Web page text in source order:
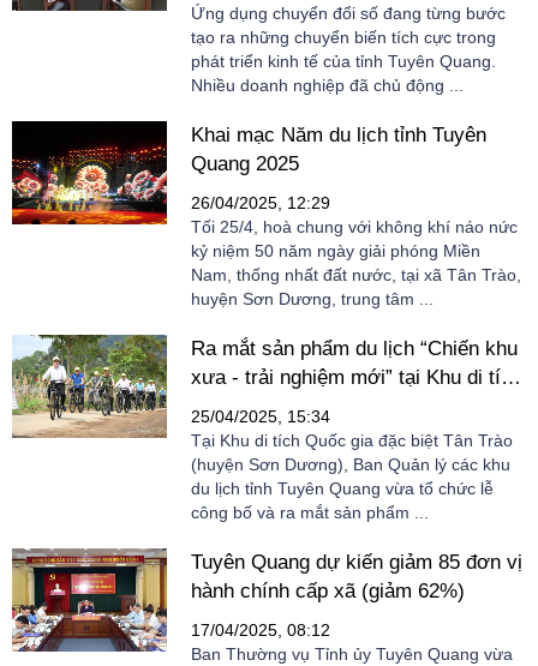
Ứng dụng chuyển đổi số đang từng bước
tạo ra những chuyển biến tích cực trong
phát triển kinh tế của tỉnh Tuyên Quang.
Nhiều doanh nghiệp đã chủ động ...
Khai mạc Năm du lịch tỉnh Tuyên
Quang 2025
26/04/2025, 12:29
Tối 25/4, hoà chung với không khí náo nức
kỷ niệm 50 năm ngày giải phóng Miền
Nam, thống nhất đất nước, tại xã Tân Trào,
huyện Sơn Dương, trung tâm ...
Ra mắt sản phẩm du lịch “Chiến khu
xưa - trải nghiệm mới” tại Khu di tích
Quốc gia đặc biệt Tân Trào
25/04/2025, 15:34
Tại Khu di tích Quốc gia đặc biệt Tân Trào
(huyện Sơn Dương), Ban Quản lý các khu
du lịch tỉnh Tuyên Quang vừa tổ chức lễ
công bố và ra mắt sản phẩm ...
Tuyên Quang dự kiến giảm 85 đơn vị
hành chính cấp xã (giảm 62%)
17/04/2025, 08:12
Ban Thường vụ Tỉnh ủy Tuyên Quang vừa